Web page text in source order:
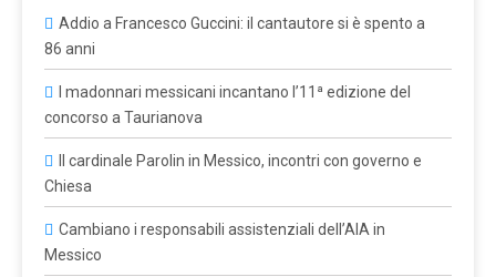
Addio a Francesco Guccini: il cantautore si è spento a
86 anni
I madonnari messicani incantano l’11ª edizione del
concorso a Taurianova
Il cardinale Parolin in Messico, incontri con governo e
Chiesa
Cambiano i responsabili assistenziali dell’AIA in
Messico